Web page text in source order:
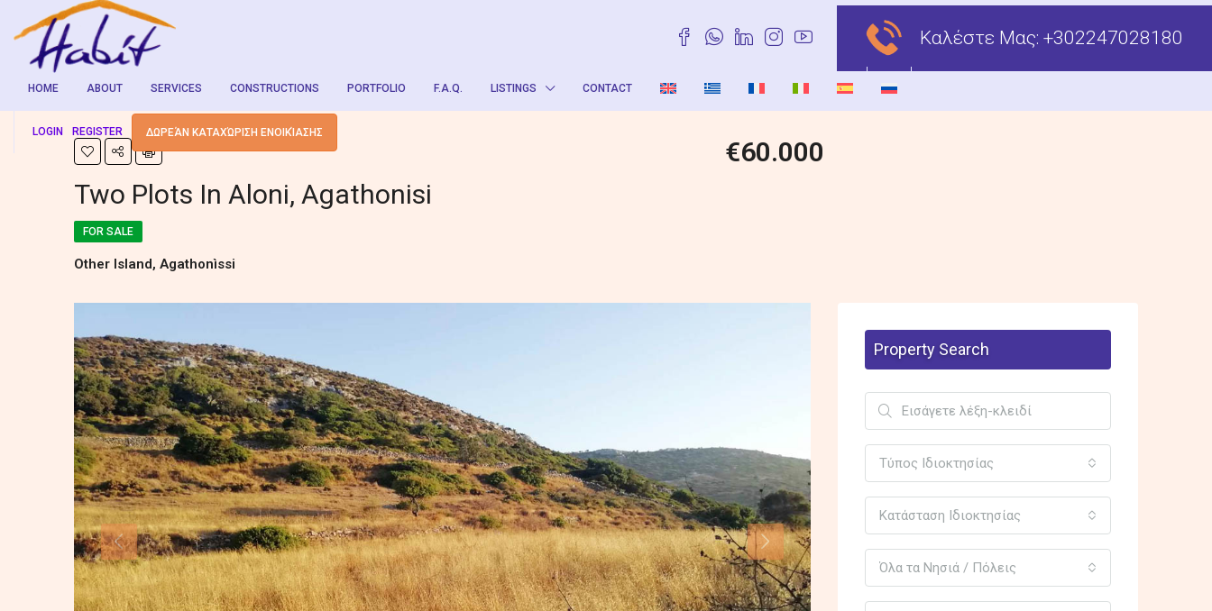
Καλέστε Μας: +302247028180
HOME ABOUT SERVICES CONSTRUCTIONS PORTFOLIO F.A.Q. LISTINGS CONTACT
LOGIN REGISTER ΔΩΡΕΆΝ ΚΑΤΑΧΏΡΙΣΗ ΕΝΟΙΚΊΑΣΗΣ
€60.000
Two Plots In Aloni, Agathonisi
FOR SALE
Other Island, Agathonìssi
Property Search
Τύπος Ιδιοκτησίας
Κατάσταση Ιδιοκτησίας
Όλα τα Νησιά / Πόλεις